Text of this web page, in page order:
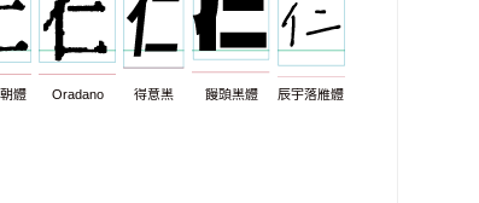
體 Oradano 得意黑 饅頭黑體 辰宇落雁體